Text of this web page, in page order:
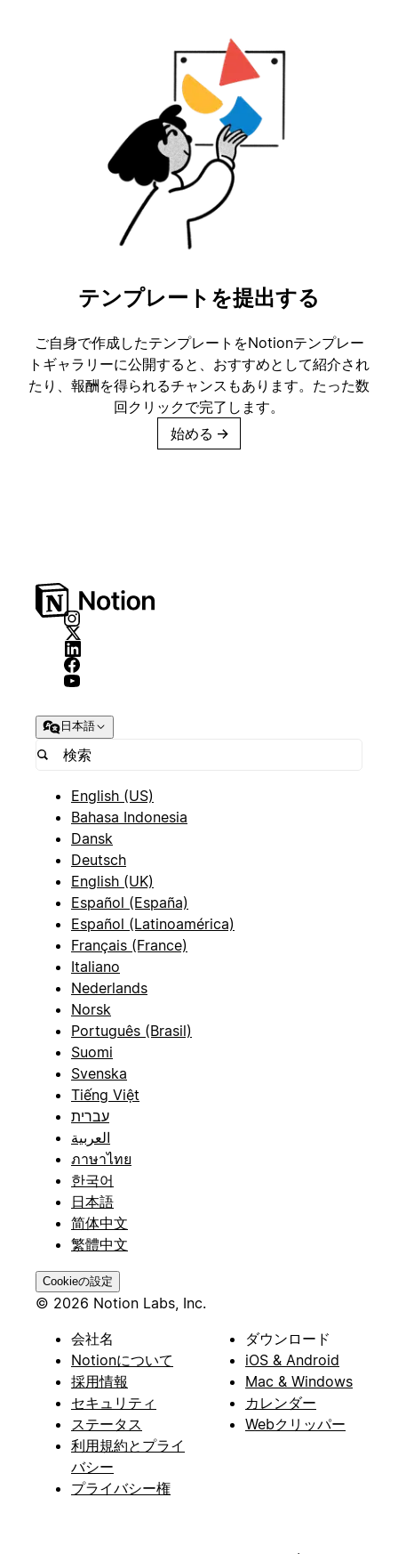
テンプレートを提出する
ご自身で作成したテンプレートをNotionテンプレー
トギャラリーに公開すると、おすすめとして紹介され
たり、報酬を得られるチャンスもあります。たった数
回クリックで完了します。
始める →
日本語
English (US)
Bahasa Indonesia
Dansk
Deutsch
English (UK)
Español (España)
Español (Latinoamérica)
Français (France)
Italiano
Nederlands
Norsk
Português (Brasil)
Suomi
Svenska
Tiếng Việt
עברית
العربية
ภาษาไทย
한국어
日本語
简体中文
繁體中文
Cookieの設定
© 2026 Notion Labs, Inc.
会社名
Notionについて
採用情報
セキュリティ
ステータス
利用規約とプライ
バシー
プライバシー権
ダウンロード
iOS & Android
Mac & Windows
カレンダー
Webクリッパー